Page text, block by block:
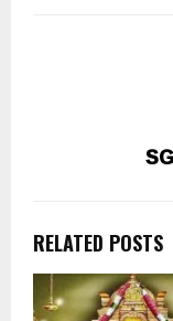
RELATED POSTS